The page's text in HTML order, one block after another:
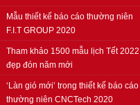
Mẫu thiết kế báo cáo thường niên
F.I.T GROUP 2020
Tham khảo 1500 mẫu lịch Tết 2022
đẹp đón năm mới
‘Làn gió mới’ trong thiết kế báo cáo
thường niên CNCTech 2020